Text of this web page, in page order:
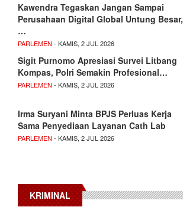
Kawendra Tegaskan Jangan Sampai
Perusahaan Digital Global Untung Besar,
…
PARLEMEN - KAMIS, 2 JUL 2026
Sigit Purnomo Apresiasi Survei Litbang
Kompas, Polri Semakin Profesional…
PARLEMEN - KAMIS, 2 JUL 2026
Irma Suryani Minta BPJS Perluas Kerja
Sama Penyediaan Layanan Cath Lab
PARLEMEN - KAMIS, 2 JUL 2026
KRIMINAL